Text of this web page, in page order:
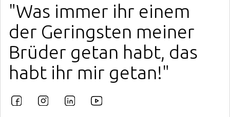
"Was immer ihr einem
der Geringsten meiner
Brüder getan habt, das
habt ihr mir getan!"